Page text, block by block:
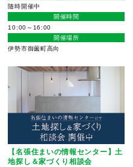
随時開催中
開催時間
10:00～16:00
開催場所
伊勢市御薗町高向
【名張住まいの情報センター】土
地探し＆家づくり相談会